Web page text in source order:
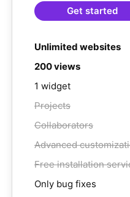
Get started
Unlimited websites
200 views
1 widget
Projects
Collaborators
Advanced
Free installation
Only bug fixes